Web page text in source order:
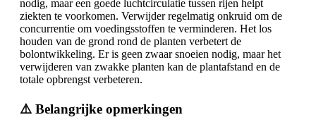
nodig, maar een goede luchtcirculatie tussen rijen helpt
ziekten te voorkomen. Verwijder regelmatig onkruid om de
concurrentie om voedingsstoffen te verminderen. Het los
houden van de grond rond de planten verbetert de
bolontwikkeling. Er is geen zwaar snoeien nodig, maar het
verwijderen van zwakke planten kan de plantafstand en de
totale opbrengst verbeteren.
⚠️ Belangrijke opmerkingen